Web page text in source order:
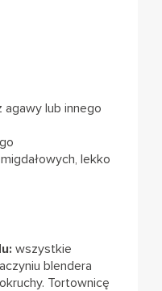
agawy lub innego
lekko
wszystkie
blendera
Tortownicę